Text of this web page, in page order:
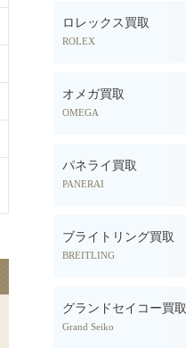
ロレックス買取
ROLEX
オメガ買取
OMEGA
パネライ買取
PANERAI
ブライトリング買取
BREITLING
グランドセイコー買取
Grand Seiko